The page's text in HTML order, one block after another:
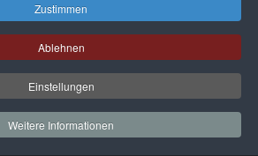
Zustimmen
Ablehnen
Einstellungen
Weitere Informationen